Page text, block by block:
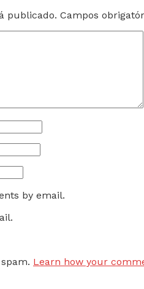
publicado. Campos
by email.
Learn how your